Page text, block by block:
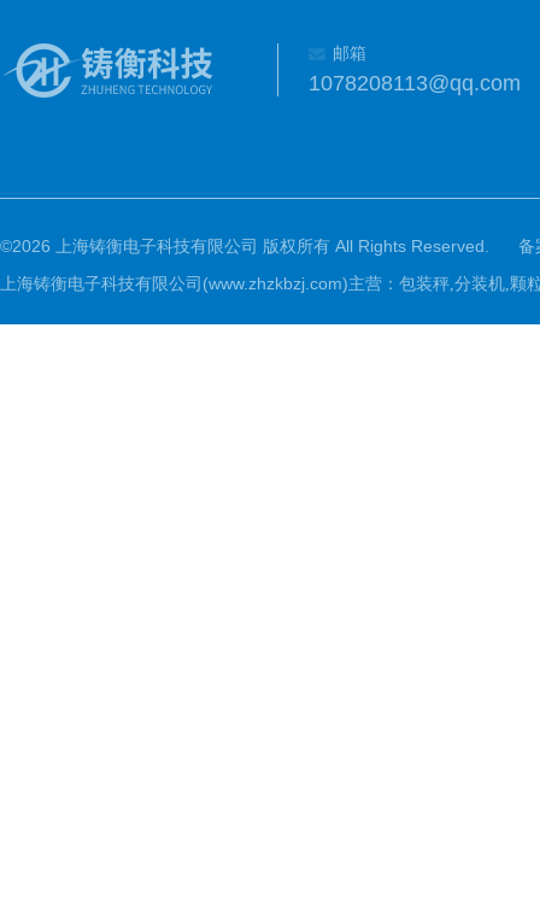
邮箱
1078208113@qq.com
©2026 上海铸衡电子科技有限公司 版权所有 All Rights Reserved.
备
上海铸衡电子科技有限公司(www.zhzkbzj.com)主营： 包装秤,分装机,颗